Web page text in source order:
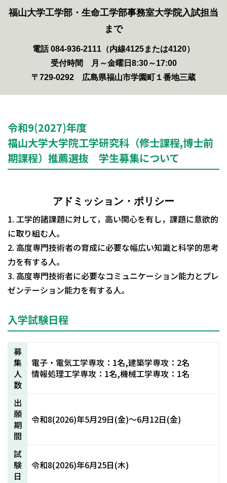
福山大学工学部・生命工学部事務室大学院入試担当
まで
電話 084-936-2111（内線4125または4120）
受付時間 月～金曜日8:30～17:00
〒729-0292 広島県福山市学園町１番地三蔵
令和9(2027)年度
福山大学大学院工学研究科（修士課程,博士前
期課程）推薦選抜 学生募集について
アドミッション・ポリシー
1. 工学的諸課題に対して，高い関心を有し，課題に意欲的
に取り組む人。
2. 高度専門技術者の育成に必要な幅広い知識と科学的思考
力を有する人。
3. 高度専門技術者に必要なコミュニケーション能力とプレ
ゼンテーション能力を有する人。
入学試験日程
募
集
人
数
電子・電気工学専攻：1名,建築学専攻：2名
情報処理工学専攻：1名,機械工学専攻：1名
出
願
期
間
令和8(2026)年5月29日(金)～6月12日(金)
試
験
日
令和8(2026)年6月25日(木)